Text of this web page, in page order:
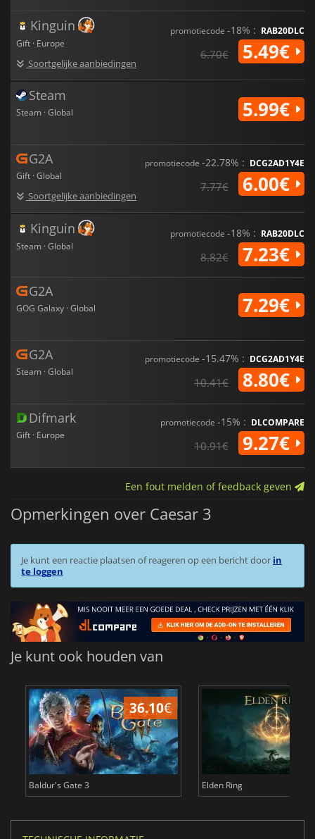
Kinguin
Gift · Europe
Soortgelijke aanbiedingen
promotiecode -18% : RAB20DLC
6.70€ 5.49€
Steam
Steam · Global 5.99€
G2A
Gift · Global
Soortgelijke aanbiedingen
promotiecode -22.78% : DCG2AD1Y4E
7.77€ 6.00€
Kinguin
Steam · Global
promotiecode -18% : RAB20DLC
8.82€ 7.23€
G2A
GOG Galaxy · Global 7.29€
G2A
Steam · Global
promotiecode -15.47% : DCG2AD1Y4E
10.41€ 8.80€
Difmark
Gift · Europe
promotiecode -15% : DLCOMPARE
10.91€ 9.27€
Een fout melden of feedback geven
Opmerkingen over Caesar 3
Je kunt een reactie plaatsen of reageren op een bericht door in
te loggen
Je kunt ook houden van
36.10€
Baldur's Gate 3 Elden Ring